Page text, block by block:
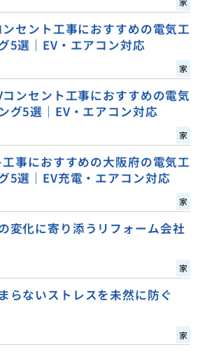
セント工事におすすめの電気工
5選｜EV・エアコン対応
家
ンセント工事におすすめの電気
グ5選｜EV・エアコン対応
家
事におすすめの大阪府の電気工
5選｜EV充電・エアコン対応
家
変化に寄り添うリフォーム会社
家
らないストレスを未然に防ぐ
家